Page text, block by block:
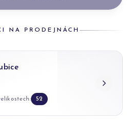
NA PRODEJNÁCH
52